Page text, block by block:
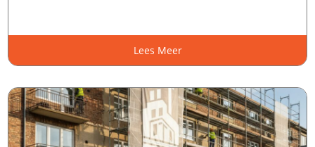
Lees Meer